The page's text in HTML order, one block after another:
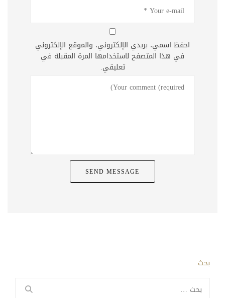
احفظ اسمي، بريدي الإلكتروني، والموقع الإلكتروني
في هذا المتصفح لاستخدامها المرة المقبلة في
تعليقي.
بحث
عن: